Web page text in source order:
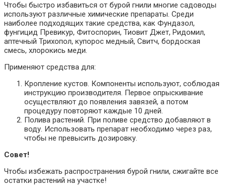
Чтобы быстро избавиться от бурой гнили многие садоводы
используют различные химические препараты. Среди
наиболее подходящих такие средства, как Фундазол,
фунгицид Превикур, Фитоспорин, Тиовит Джет, Ридомил,
аптечный Трихопол, купорос медный, Свитч, бордоская
смесь, хлорокись меди.
Применяют средства для:
Кропление кустов. Компоненты используют, соблюдая
инструкцию производителя. Первое опрыскивание
осуществляют до появления завязей, а потом
процедуру повторяют каждые 10 дней.
Полива растений. При поливе средство добавляют в
воду. Использовать препарат необходимо через раз,
чтобы не превысить дозировку.
Совет!
Чтобы избежать распространения бурой гнили, сжигайте все
остатки растений на участке!